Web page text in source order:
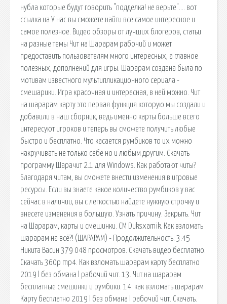
нубла которые будут говорить "подделка! не верьте"…. вот
ссылка на У нас вы сможете найти все самое интересное и
самое полезное. Видео обзоры от лучших блогеров, статьи
на разные темы Чит на Шарарам рабочий и может
предоставить пользователям много интересных, а главное
полезных, дополнений для игры. Шарарам создана была по
мотивам известного мультипликационного сериала -
смешарики. Игра красочная и интересная, в ней можно. Чит
на шарарам карту это первая функция которую мы создали и
добавили в наш сборник, ведь именно карты больше всего
интересуют игроков и теперь вы сможете получить любые
быстро и бесплатно. Что касается румбиков то их можно
накручивать не только себе но и любым другим. Скачать
программу Шарачит 2.1 для Windows. Как работают читы?
Благодаря читам, вы сможете внести изменения в игровые
ресурсы. Если вы знаете какое количество румбиков у вас
сейчас в наличии, вы с легкостью найдете нужную строчку и
внесете изменения в большую. Узнать причину. Закрыть. Чит
на Шарарам, карты и смешинки. CM Duksxamik. Как взломать
шарарам на всё?! (ШАРАРАМ) - Продолжительность: 3:45
Никита Васин 379 048 просмотров. Скачать видео бесплатно.
Скачать 360p mp4. Как взломать шарарам карту бесплатно
2019 l без обмана l рабочий чит. 13. Чит на шарарам
бесплатные смешинки и румбики. 14. как взломать шарарам
Карту бесплатно 2019 l без обмана l рабочий чит. Скачать.